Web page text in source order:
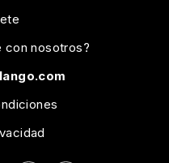
con nosotros?